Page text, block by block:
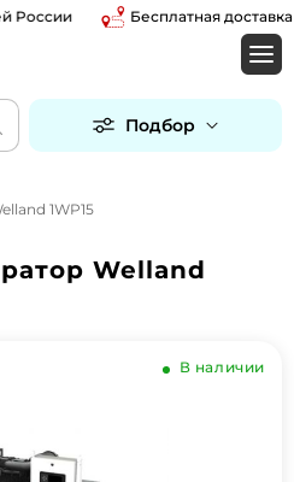
Бесплатная доставка
Подбор
1WP15
Welland
В наличии